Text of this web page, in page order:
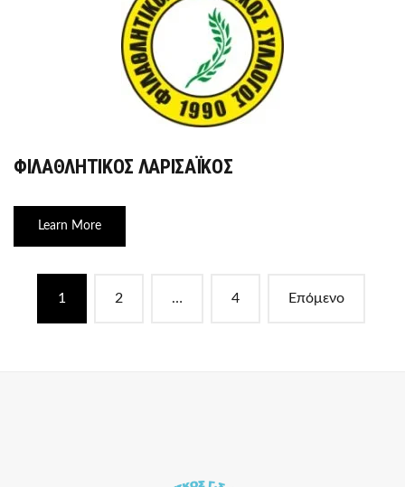
ΦΙΛΑΘΛΗΤΙΚΟΣ ΛΑΡΙΣΑΪΚΟΣ
Learn More
Posts
navigation
1 2 … 4 Επόμενο